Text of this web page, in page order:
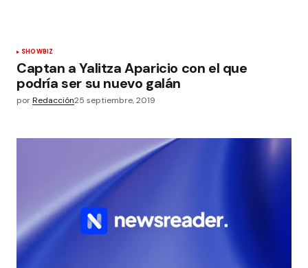
SHOWBIZ
Captan a Yalitza Aparicio con el que
podría ser su nuevo galán
porRedacción25 septiembre, 2019